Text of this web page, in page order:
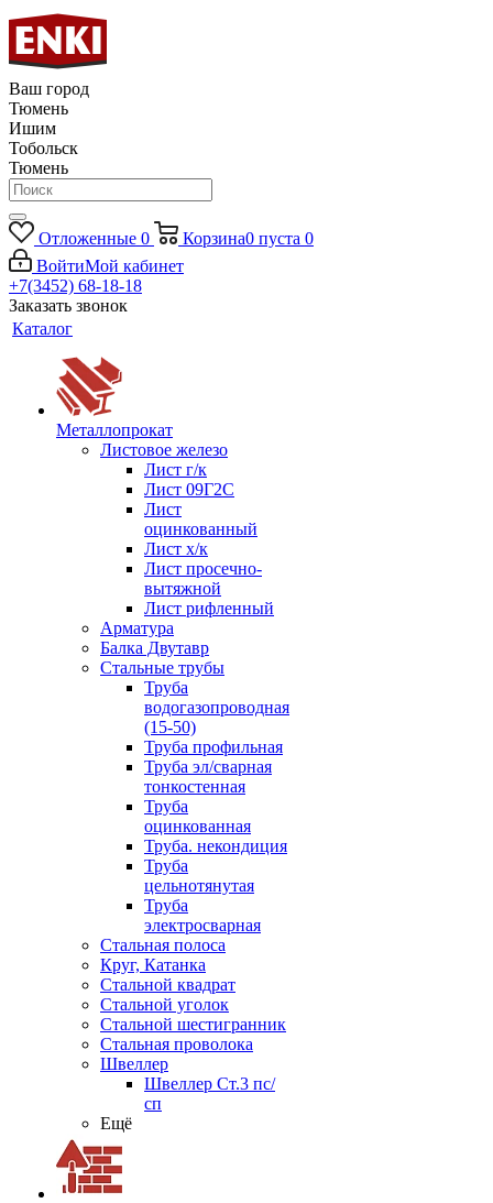
Ваш город
Тюмень
Ишим
Тобольск
Тюмень
Отложенные 0 Корзина0 пуста 0
ВойтиМой кабинет
+7(3452) 68-18-18
Заказать звонок
Каталог
Металлопрокат
Листовое железо
Лист г/к
Лист 09Г2С
Лист
оцинкованный
Лист х/к
Лист просечно-
вытяжной
Лист рифленный
Арматура
Балка Двутавр
Стальные трубы
Труба
водогазопроводная
(15-50)
Труба профильная
Труба эл/сварная
тонкостенная
Труба
оцинкованная
Труба. некондиция
Труба
цельнотянутая
Труба
электросварная
Стальная полоса
Круг, Катанка
Стальной квадрат
Стальной уголок
Стальной шестигранник
Стальная проволока
Швеллер
Швеллер Ст.3 пс/
сп
Ещё